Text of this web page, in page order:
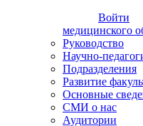
Войти
медицинского
Руководство
Научно-
Подразделения
Развитие
Основные
СМИ о нас
Аудитории